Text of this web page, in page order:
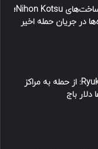
آلودگی به بدافزار در زیرساخت‌های Nihon Kotsu؛
در جریان حمله اخیر
اعتراف تکان‌دهنده هکر Ryuk: از حمله به مراکز
باج